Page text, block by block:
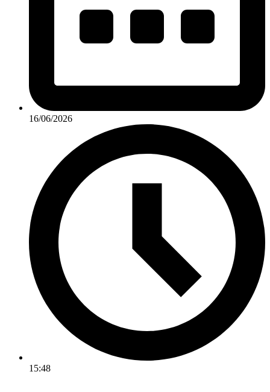
16/06/2026
15:48